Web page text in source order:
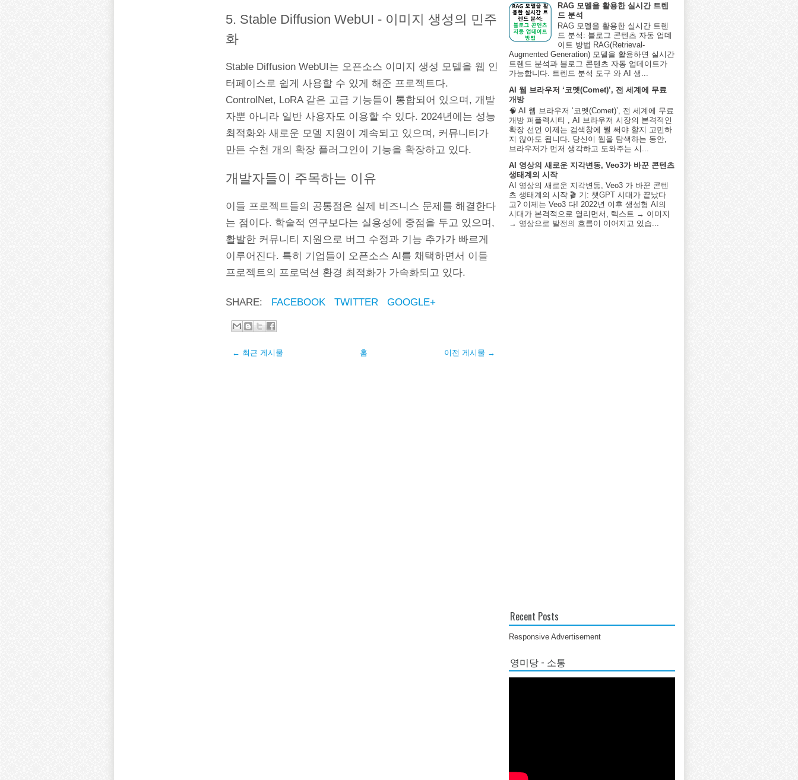
5. Stable Diffusion WebUI - 이미지 생성의 민주
화
Stable Diffusion WebUI는 오픈소스 이미지 생성 모델을 웹 인
터페이스로 쉽게 사용할 수 있게 해준 프로젝트다.
ControlNet, LoRA 같은 고급 기능들이 통합되어 있으며, 개발
자뿐 아니라 일반 사용자도 이용할 수 있다. 2024년에는 성능
최적화와 새로운 모델 지원이 계속되고 있으며, 커뮤니티가
만든 수천 개의 확장 플러그인이 기능을 확장하고 있다.
개발자들이 주목하는 이유
이들 프로젝트들의 공통점은 실제 비즈니스 문제를 해결한다
는 점이다. 학술적 연구보다는 실용성에 중점을 두고 있으며,
활발한 커뮤니티 지원으로 버그 수정과 기능 추가가 빠르게
이루어진다. 특히 기업들이 오픈소스 AI를 채택하면서 이들
프로젝트의 프로덕션 환경 최적화가 가속화되고 있다.
SHARE: FACEBOOK TWITTER GOOGLE+
← 최근 게시물 이전 게시물 →
홈
RAG 모델을 활용한 실시간 트렌
드 분석
RAG 모델을 활용한 실시간 트렌
드 분석: 블로그 콘텐츠 자동 업데
이트 방법 RAG(Retrieval-
Augmented Generation) 모델을 활용하면 실시간
트렌드 분석과 블로그 콘텐츠 자동 업데이트가
가능합니다. 트렌드 분석 도구 와 AI 생...
AI 웹 브라우저 ‘코멧(Comet)’, 전 세계에 무료
개방
🧠 AI 웹 브라우저 ‘코멧(Comet)’, 전 세계에 무료
개방 퍼플렉시티 , AI 브라우저 시장의 본격적인
확장 선언 이제는 검색창에 뭘 써야 할지 고민하
지 않아도 됩니다. 당신이 웹을 탐색하는 동안,
브라우저가 먼저 생각하고 도와주는 시...
AI 영상의 새로운 지각변동, Veo3가 바꾼 콘텐츠
생태계의 시작
AI 영상의 새로운 지각변동, Veo3 가 바꾼 콘텐
츠 생태계의 시작 🎬 기: 챗GPT 시대가 끝났다
고? 이제는 Veo3 다! 2022년 이후 생성형 AI의
시대가 본격적으로 열리면서, 텍스트 → 이미지
→ 영상으로 발전의 흐름이 이어지고 있습...
Recent Posts
Responsive Advertisement
영미당 - 소통